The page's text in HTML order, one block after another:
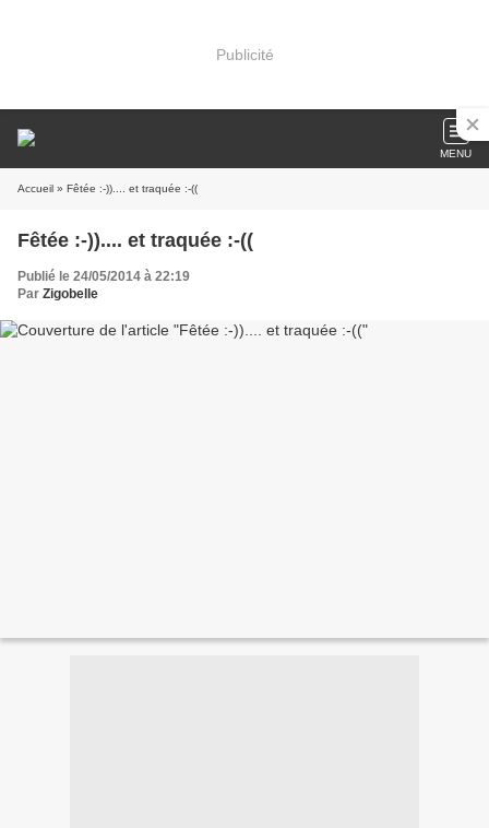
Publicité
MENU
Accueil » Fêtée :-)).... et traquée :-((
Fêtée :-)).... et traquée :-((
Publié le 24/05/2014 à 22:19
Par Zigobelle